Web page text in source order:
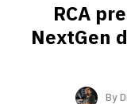
RCA
NextGen
By